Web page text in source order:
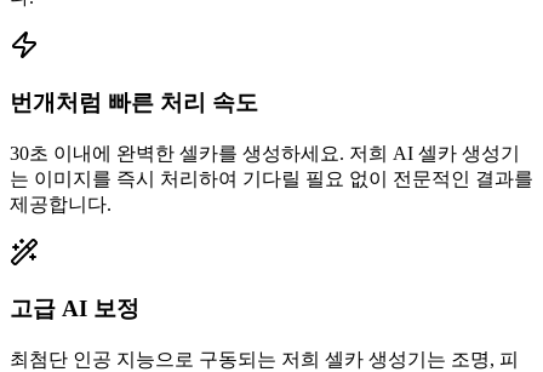
번개처럼 빠른 처리 속도
30초 이내에 완벽한 셀카를 생성하세요. 저희 AI 셀카 생성기
는 이미지를 즉시 처리하여 기다릴 필요 없이 전문적인 결과를
제공합니다.
고급 AI 보정
최첨단 인공 지능으로 구동되는 저희 셀카 생성기는 조명, 피